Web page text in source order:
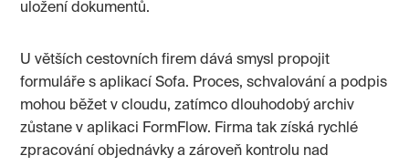
uložení dokumentů.
U větších cestovních firem dává smysl propojit
formuláře s aplikací Sofa. Proces, schvalování a podpis
mohou běžet v cloudu, zatímco dlouhodobý archiv
zůstane v aplikaci FormFlow. Firma tak získá rychlé
zpracování objednávky a zároveň kontrolu nad